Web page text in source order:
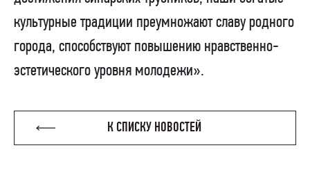
культурные традиции преумножают славу родного
города, способствуют повышению нравственно-
эстетического уровня молодежи».
К СПИСКУ НОВОСТЕЙ